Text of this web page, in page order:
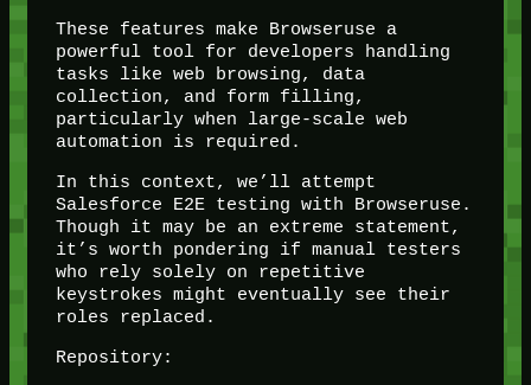
These features make Browseruse a
powerful tool for developers handling
tasks like web browsing, data
collection, and form filling,
particularly when large-scale web
automation is required.
In this context, we’ll attempt
Salesforce E2E testing with Browseruse.
Though it may be an extreme statement,
it’s worth pondering if manual testers
who rely solely on repetitive
keystrokes might eventually see their
roles replaced.
Repository: